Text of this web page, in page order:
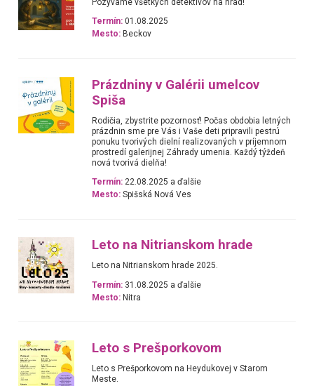
Pozývame všetkých detektívov na hrad!
Termín: 01.08.2025
Mesto: Beckov
Prázdniny v Galérii umelcov
Spiša
Rodičia, zbystrite pozornosť! Počas obdobia letných
prázdnin sme pre Vás i Vaše deti pripravili pestrú
ponuku tvorivých dielní realizovaných v príjemnom
prostredí galerijnej Záhrady umenia. Každý týždeň
nová tvorivá dielňa!
Termín: 22.08.2025 a ďalšie
Mesto: Spišská Nová Ves
Leto na Nitrianskom hrade
Leto na Nitrianskom hrade 2025.
Termín: 31.08.2025 a ďalšie
Mesto: Nitra
Leto s Prešporkovom
Leto s Prešporkovom na Heydukovej v Starom
Meste.